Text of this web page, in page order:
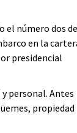
el número dos
en la
presidencial
personal. Antes
propiedad